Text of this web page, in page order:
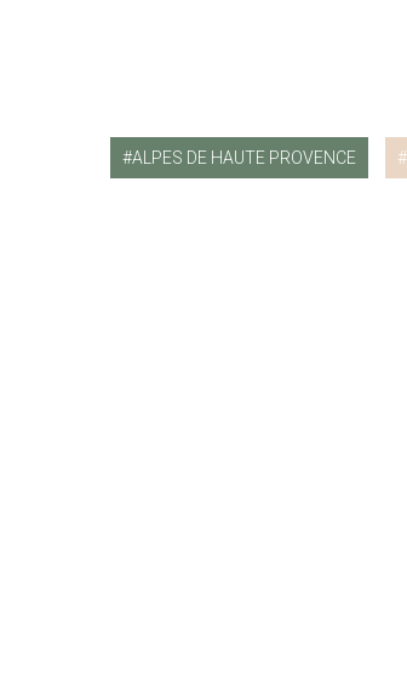
ALPES DE HAUTE PROVENCE